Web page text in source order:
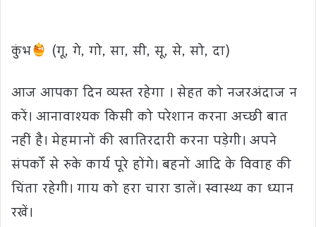
कुंभ
(गू, गे, गो, सा, सी, सू, से, सो, दा)
आज आपका दिन व्यस्त रहेगा । सेहत को नजरअंदाज न
करें। आनावाश्यक किसी को परेशान करना अच्छी बात
नहीं है। मेहमानों की खातिरदारी करना पड़ेगी। अपने
संपर्कों से रुके कार्य पूरे होंगे। बहनों आदि के विवाह की
चिंता रहेगी। गाय को हरा चारा डालें। स्वास्थ्य का ध्यान
रखें।